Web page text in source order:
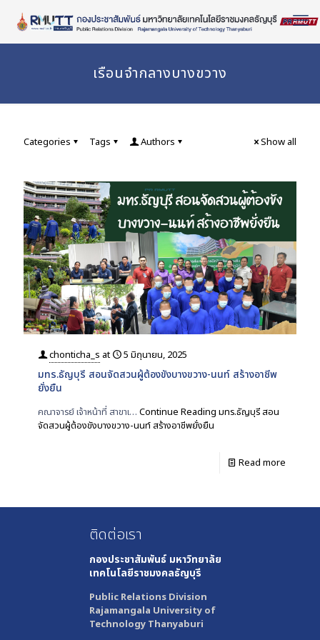
Content
เรือนจำกลางบางขวาง
Categories Tags Authors Show all
chonticha_s at 5 มิถุนายน, 2025
มทร.ธัญบุรี สอนจัดสวนผู้ต้องขังบางขวาง-นนท์ สร้างอาชีพ
ยั่งยืน
คณาจารย์ เจ้าหน้าที่ สาขาเ… Continue Reading มทร.ธัญบุรี สอน
จัดสวนผู้ต้องขังบางขวาง-นนท์ สร้างอาชีพยั่งยืน
Read more
ติดต่อเรา
กองประชาสัมพันธ์ มหาวิทยาลัย
เทคโนโลยีราชมงคลธัญบุรี
Public Relations Division
Rajamangala University of
Technology Thanyaburi